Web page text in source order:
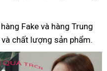
Fake và hàng Trung
chất lượng sản phẩm.